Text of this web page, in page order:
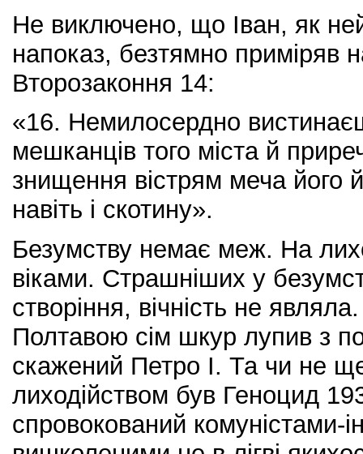
Не виключено, що Іван, як
напоказ, безтямно приміряв
Второзаконня 14:
«16. Немилосердно
мешканців того міста й
знищення вістрям меча його
навіть і скотину».
Безумству немає меж. На
віками. Страшніших у
створіння, вічність не являла.
Полтавою сім шкур лупив з
скажений Петро І. Та чи не
лиходійством був Геноцид
спровокований комуністами-